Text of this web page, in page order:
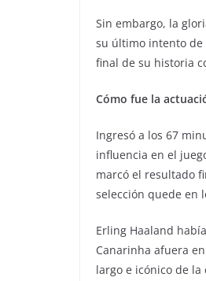
Sin embargo, la
su último intento de
final de su historia
Cómo fue la
Ingresó a los 67
influencia en el
marcó el resultado
selección quede en
Erling Haaland
Canarinha afuera
largo e icónico de